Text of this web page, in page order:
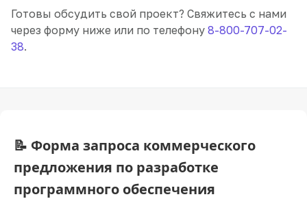
Готовы обсудить свой проект? Свяжитесь с нами
через форму ниже или по телефону 8-800-707-02-
38.
📝 Форма запроса коммерческого
предложения по разработке
программного обеспечения